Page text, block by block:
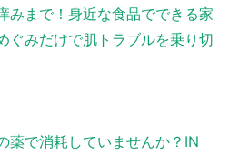
みまで！身近な食品でできる家
ぐみだけで肌トラブルを乗り切
薬で消耗していませんか？IN